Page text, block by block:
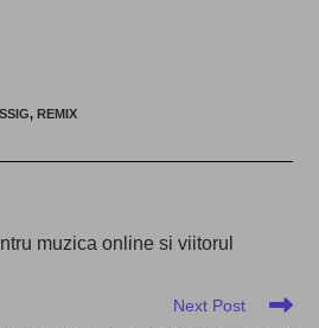
, REMIX
muzica online si viitorul
Next Post